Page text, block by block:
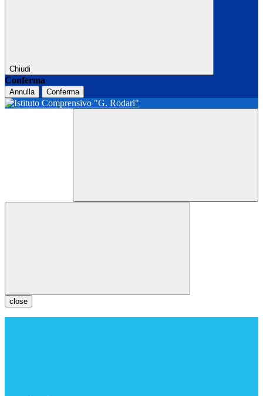
Chiudi
Conferma
Annulla Conferma
close